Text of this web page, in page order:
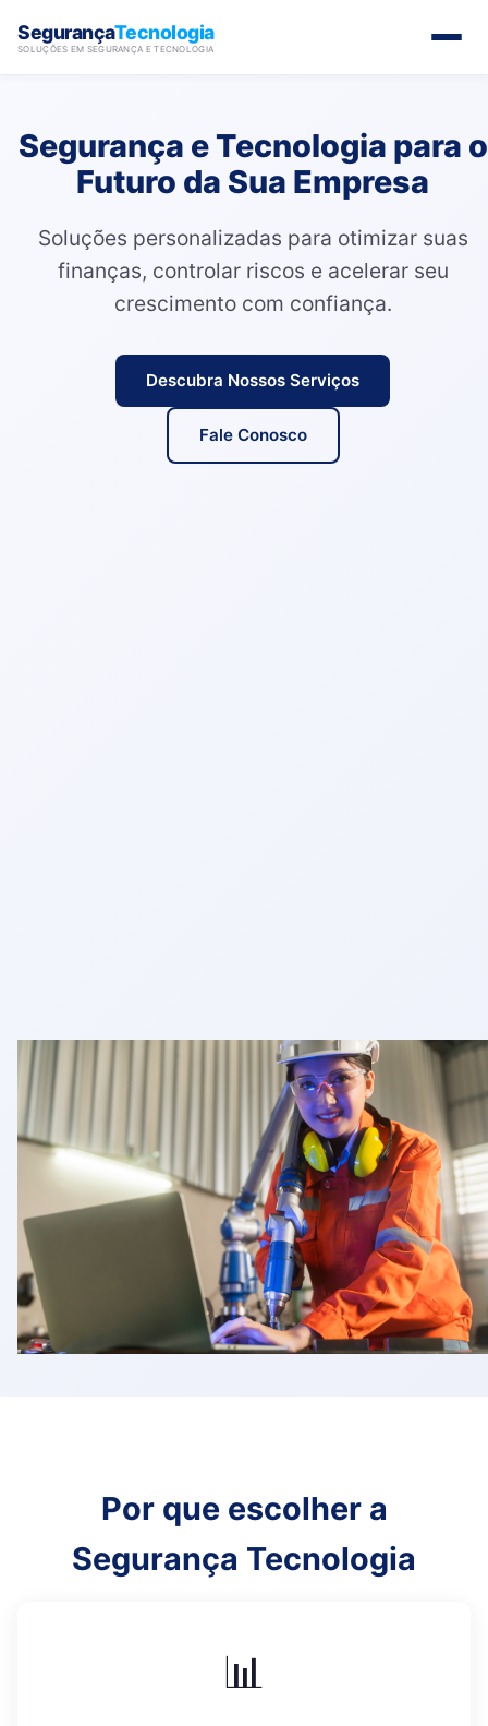
SegurançaTecnologia
SOLUÇÕES EM SEGURANÇA E TECNOLOGIA
Segurança e Tecnologia para o
Futuro da Sua Empresa
Soluções personalizadas para otimizar suas
finanças, controlar riscos e acelerar seu
crescimento com confiança.
Descubra Nossos Serviços
Fale Conosco
Por que escolher a
Segurança Tecnologia
📊